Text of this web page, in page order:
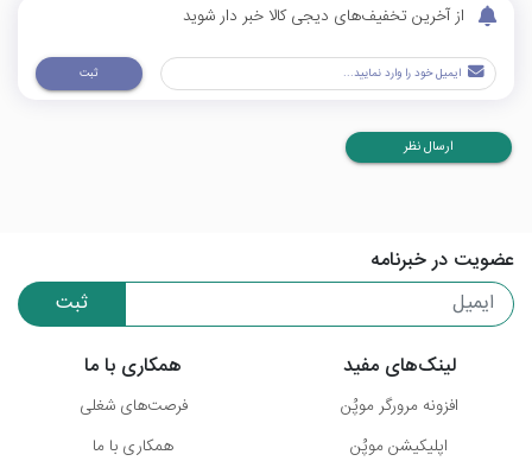
از آخرین تخفیف‌های دیجی کالا خبر دار شوید
ثبت
ارسال نظر
عضویت در خبرنامه
ثبت
لینک‌های مفید
افزونه مرورگر موپُن
اپلیکیشن موپُن
همکاری با ما
فرصت‌های شغلی
همکاری با ما